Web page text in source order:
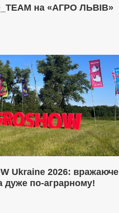
на «АГРО ЛЬВІВ»
Ukraine 2026: вражаюче
дуже по-аграрному!